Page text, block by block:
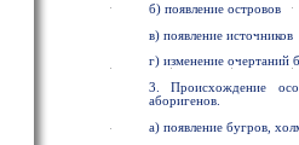
б) появление островов
в) появление источников
г) изменение очертаний
3. Происхождение
аборигенов.
а) появление бугров,